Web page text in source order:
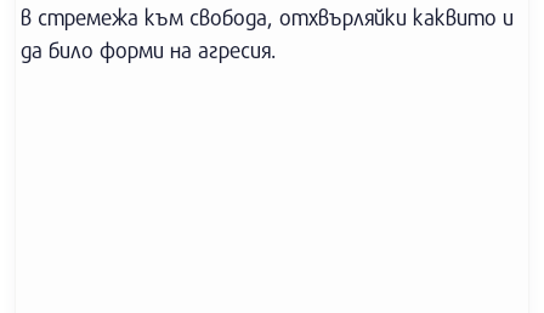
в стремежа към свобода, отхвърляйки каквито и
да било форми на агресия.